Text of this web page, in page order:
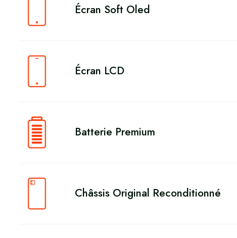
Écran Soft Oled
Écran LCD
Batterie Premium
Châssis Original Reconditionné